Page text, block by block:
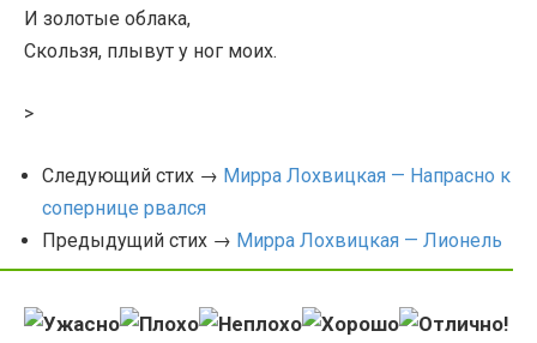
И золотые облака,
Скользя, плывут у ног моих.
>
Следующий стих → Мирра Лохвицкая — Напрасно к
сопернице рвался
Предыдущий стих → Мирра Лохвицкая — Лионель